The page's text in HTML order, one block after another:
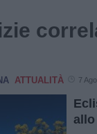
ATTUALITÀ 7